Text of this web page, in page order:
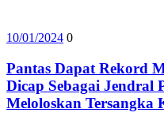
10/01/2024 0
Pantas Dapat Rekord
Dicap Sebagai Jendral
Meloloskan Tersangka